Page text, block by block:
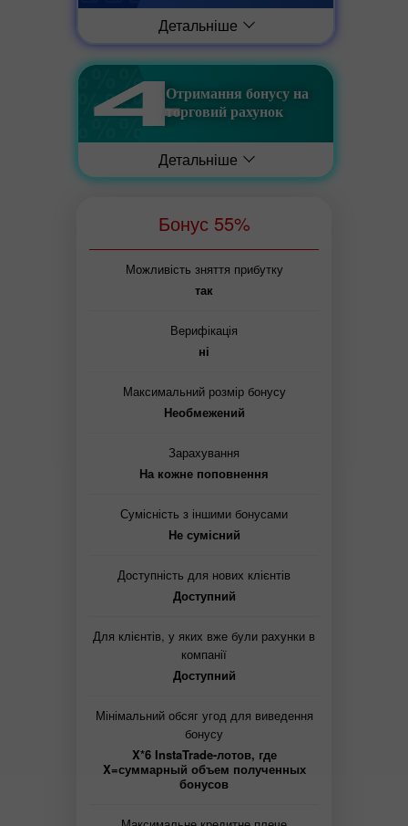
Детальніше
Отримання бонусу на
торговий рахунок
Детальніше
Бонус 55%
Можливість зняття прибутку
так
Верифікація
ні
Максимальний розмір бонусу
Необмежений
Зарахування
На кожне поповнення
Сумісність з іншими бонусами
Не сумісний
Доступність для нових клієнтів
Доступний
Для клієнтів, у яких вже були рахунки в
компанії
Доступний
Мінімальний обсяг угод для виведення
бонусу
X*6 InstaTrade-лотов, где
X=суммарный объем полученных
бонусов